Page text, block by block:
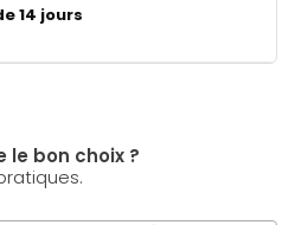
14 jours
le bon choix ?